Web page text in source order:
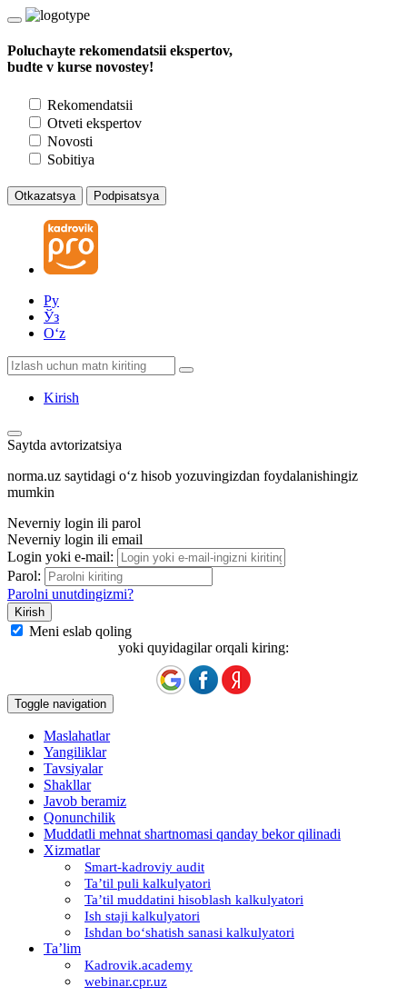
Poluchayte rekomendatsii ekspertov,
budte v kurse novostey!
Rekomendatsii
Otveti ekspertov
Novosti
Sobitiya
Otkazatsya Podpisatsya
Ру
Ўз
Oʻz
Kirish
Saytda avtorizatsiya
norma.uz saytidagi oʻz hisob yozuvingizdan foydalanishingiz
mumkin
Neverniy login ili parol
Neverniy login ili email
Login yoki e-mail:
Parol:
Parolni unutdingizmi?
Meni eslab qoling
yoki quyidagilar orqali kiring:
Toggle navigation
Maslahatlar
Yangiliklar
Tavsiyalar
Shakllar
Javob beramiz
Qonunchilik
Muddatli mehnat shartnomasi qanday bekor qilinadi
Xizmatlar
Smart-kadroviy audit
Ta’til puli kalkulyatori
Ta’til muddatini hisoblash kalkulyatori
Ish staji kalkulyatori
Ishdan boʻshatish sanasi kalkulyatori
Ta’lim
Kadrovik.academy
webinar.cpr.uz